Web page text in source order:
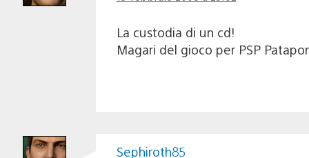
La custodia di un cd!
Magari del gioco per PSP
Sephiroth85